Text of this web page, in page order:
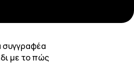
συγγραφέα
με το πώς